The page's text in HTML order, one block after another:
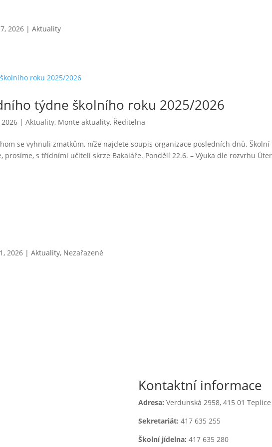
2026 |Aktuality
týdne školního roku 2025/2026
2026 |Aktuality, Monte aktuality, Ředitelna
se vyhnuli zmatkům, níže najdete soupis organizace posledních dnů. Školní
s třídními učiteli skrze Bakaláře. Pondělí 22.6. – Výuka dle rozvrhu
2026 |Aktuality, Nezařazené
Kontaktní informace
Adresa: Verdunská 2958,415 01 Teplice
Sekretariát: 417 635 255
Školní jídelna:417 635 280